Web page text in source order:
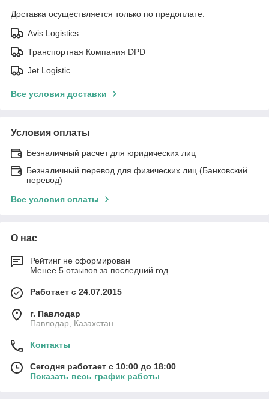
Доставка осуществляется только по предоплате.
Avis Logistics
Транспортная Компания DPD
Jet Logistic
Все условия доставки
Условия оплаты
Безналичный расчет для юридических лиц
Безналичный перевод для физических лиц (Банковский
перевод)
Все условия оплаты
О нас
Рейтинг не сформирован
Менее 5 отзывов за последний год
Работает с 24.07.2015
г. Павлодар
Павлодар, Казахстан
Контакты
Сегодня работает с 10:00 до 18:00
Показать весь график работы